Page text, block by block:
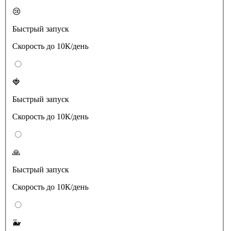
😢
Быстрый запуск
Скорость до 10К/день
🍓
Быстрый запуск
Скорость до 10К/день
🙏
Быстрый запуск
Скорость до 10К/день
🐳